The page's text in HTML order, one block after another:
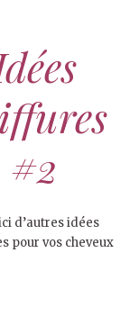
#2
d’autres idées
pour vos cheveux